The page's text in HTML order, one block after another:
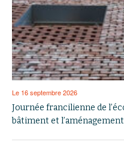
Le 16 septembre 2026
Journée francilienne de
bâtiment et l’aménagement